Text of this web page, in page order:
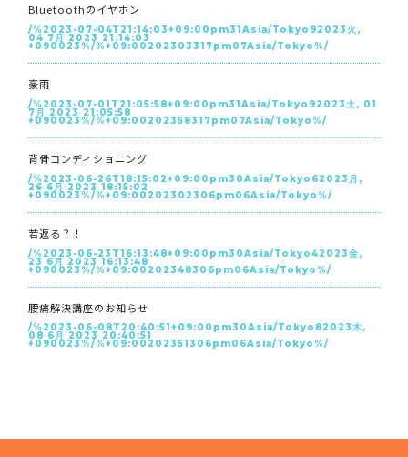
Bluetoothのイヤホン
/%2023-07-04T21:14:03+09:00pm31Asia/Tokyo92023火,
04 7月 2023 21:14:03
+090023%/%+09:00202303317pm07Asia/Tokyo%/
豪雨
/%2023-07-01T21:05:58+09:00pm31Asia/Tokyo92023土, 01
7月 2023 21:05:58
+090023%/%+09:00202358317pm07Asia/Tokyo%/
背骨コンディショニング
/%2023-06-26T18:15:02+09:00pm30Asia/Tokyo62023月,
26 6月 2023 18:15:02
+090023%/%+09:00202302306pm06Asia/Tokyo%/
若返る？！
/%2023-06-23T16:13:48+09:00pm30Asia/Tokyo42023金,
23 6月 2023 16:13:48
+090023%/%+09:00202348306pm06Asia/Tokyo%/
腰痛解決講座のお知らせ
/%2023-06-08T20:40:51+09:00pm30Asia/Tokyo82023木,
08 6月 2023 20:40:51
+090023%/%+09:00202351306pm06Asia/Tokyo%/